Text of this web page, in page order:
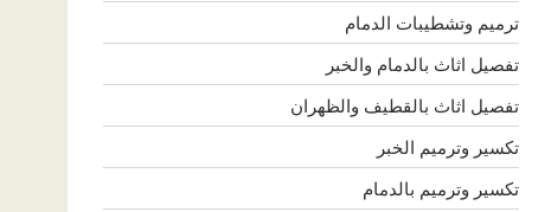
ترميم وتشطيبات الدمام
تفصيل اثاث بالدمام والخبر
تفصيل اثاث بالقطيف والظهران
تكسير وترميم الخبر
تكسير وترميم بالدمام